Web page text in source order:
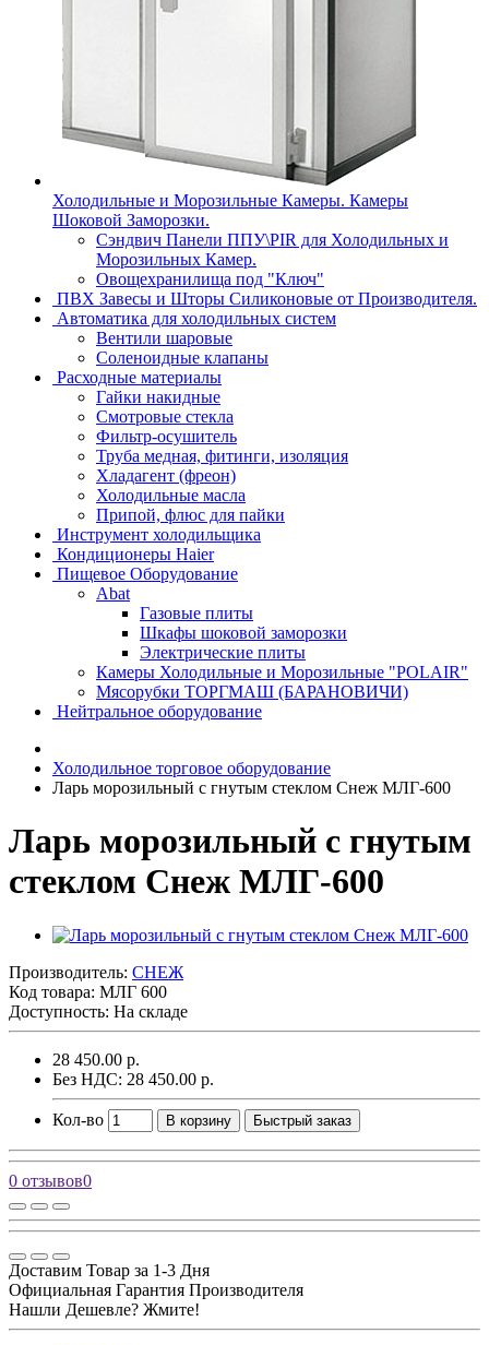
Холодильные и Морозильные Камеры. Камеры
Шоковой Заморозки.
Сэндвич Панели ППУ\PIR для Холодильных и
Морозильных Камер.
Овощехранилища под "Ключ"
ПВХ Завесы и Шторы Силиконовые от Производителя.
Автоматика для холодильных систем
Вентили шаровые
Соленоидные клапаны
Расходные материалы
Гайки накидные
Смотровые стекла
Фильтр-осушитель
Труба медная, фитинги, изоляция
Хладагент (фреон)
Холодильные масла
Припой, флюс для пайки
Инструмент холодильщика
Кондиционеры Haier
Пищевое Оборудование
Abat
Газовые плиты
Шкафы шоковой заморозки
Электрические плиты
Камеры Холодильные и Морозильные "POLAIR"
Мясорубки ТОРГМАШ (БАРАНОВИЧИ)
Нейтральное оборудование
Холодильное торговое оборудование
Ларь морозильный с гнутым стеклом Снеж МЛГ-600
Ларь морозильный с гнутым
стеклом Снеж МЛГ-600
Производитель: СНЕЖ
Код товара: МЛГ 600
Доступность: На складе
28 450.00 р.
Без НДС: 28 450.00 р.
Кол-во В корзину Быстрый заказ
0 отзывов0
Доставим Товар за 1-3 Дня
Официальная Гарантия Производителя
Нашли Дешевле? Жмите!